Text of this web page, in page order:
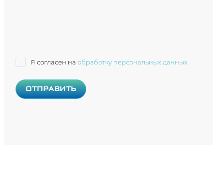
Я согласен на обработку персональных данных